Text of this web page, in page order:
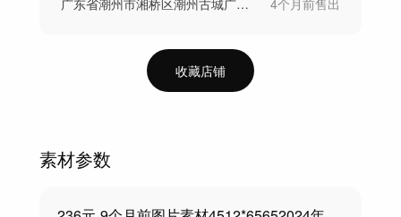
广东省潮州市湘桥区潮州古城广济楼夜景航拍 4个月前售出
收藏店铺
素材参数